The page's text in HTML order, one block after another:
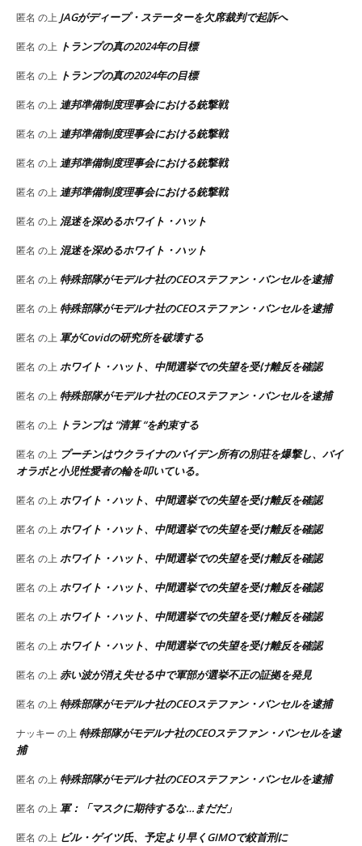
匿名 の上 JAGがディープ・ステーターを欠席裁判で起訴へ
匿名 の上 トランプの真の2024年の目標
匿名 の上 トランプの真の2024年の目標
匿名 の上 連邦準備制度理事会における銃撃戦
匿名 の上 連邦準備制度理事会における銃撃戦
匿名 の上 連邦準備制度理事会における銃撃戦
匿名 の上 連邦準備制度理事会における銃撃戦
匿名 の上 混迷を深めるホワイト・ハット
匿名 の上 混迷を深めるホワイト・ハット
匿名 の上 特殊部隊がモデルナ社のCEOステファン・バンセルを逮捕
匿名 の上 特殊部隊がモデルナ社のCEOステファン・バンセルを逮捕
匿名 の上 軍がCovidの研究所を破壊する
匿名 の上 ホワイト・ハット、中間選挙での失望を受け離反を確認
匿名 の上 特殊部隊がモデルナ社のCEOステファン・バンセルを逮捕
匿名 の上 トランプは “清算 “を約束する
匿名 の上 プーチンはウクライナのバイデン所有の別荘を爆撃し、バイ
オラボと小児性愛者の輪を叩いている。
匿名 の上 ホワイト・ハット、中間選挙での失望を受け離反を確認
匿名 の上 ホワイト・ハット、中間選挙での失望を受け離反を確認
匿名 の上 ホワイト・ハット、中間選挙での失望を受け離反を確認
匿名 の上 ホワイト・ハット、中間選挙での失望を受け離反を確認
匿名 の上 ホワイト・ハット、中間選挙での失望を受け離反を確認
匿名 の上 ホワイト・ハット、中間選挙での失望を受け離反を確認
匿名 の上 赤い波が消え失せる中で軍部が選挙不正の証拠を発見
匿名 の上 特殊部隊がモデルナ社のCEOステファン・バンセルを逮捕
ナッキー の上 特殊部隊がモデルナ社のCEOステファン・バンセルを逮
捕
匿名 の上 特殊部隊がモデルナ社のCEOステファン・バンセルを逮捕
匿名 の上 軍：「マスクに期待するな…まだだ」
匿名 の上 ビル・ゲイツ氏、予定より早くGIMOで絞首刑に